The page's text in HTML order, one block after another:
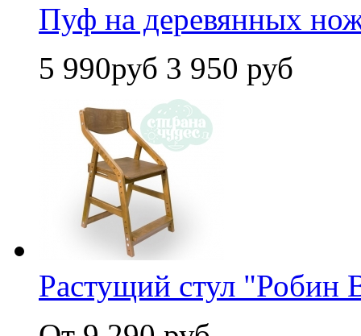
Пуф на деревянных
5 990руб 3 950 руб
Растущий стул